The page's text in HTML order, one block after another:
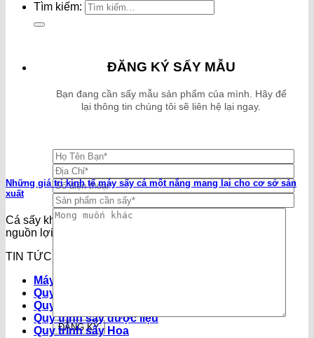
Tìm kiếm:
ĐĂNG KÝ SẤY MẪU
Bạn đang cần sấy mẫu sản phẩm của mình. Hãy để
lại thông tin chúng tôi sẽ liên hệ lại ngay.
Những giá trị kinh tế máy sấy cá một nắng mang lại cho cơ sở sản
xuất
Cá sấy khô một nắng là đặc sản nổi tiếng, mang lại một
nguồn lợi
TIN TỨC KHÁC
Máy sấy nông sản
Quy trình sấy trái cây
Quy trình sấy thực phẩm
Quy trình sấy dược liệu
Quy trình sấy Hoa